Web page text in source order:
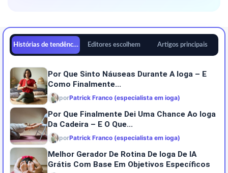
Histórias de tendências Editores escolhem Artigos principais
Por Que Sinto Náuseas Durante A Ioga – E
Como Finalmente...
porPatrick Franco (especialista em ioga)
Por Que Finalmente Dei Uma Chance Ao Ioga
Da Cadeira – E O Que...
porPatrick Franco (especialista em ioga)
Melhor Gerador De Rotina De Ioga De IA
Grátis Com Base Em Objetivos Específicos